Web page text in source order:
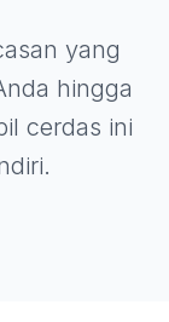
yang
hingga
cerdas ini